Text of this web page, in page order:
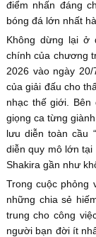
điểm nhấn đáng
bóng đá lớn nhất
Không dừng lại ở
chính của chương
2026 vào ngày
của giải đấu cho
nhạc thế giới. Bên
giọng ca từng
lưu diễn toàn cầu
diễn quy mô lớn tại
Shakira gần như
Trong cuộc phỏng
những chia sẻ
trung cho công
người bạn đời ít